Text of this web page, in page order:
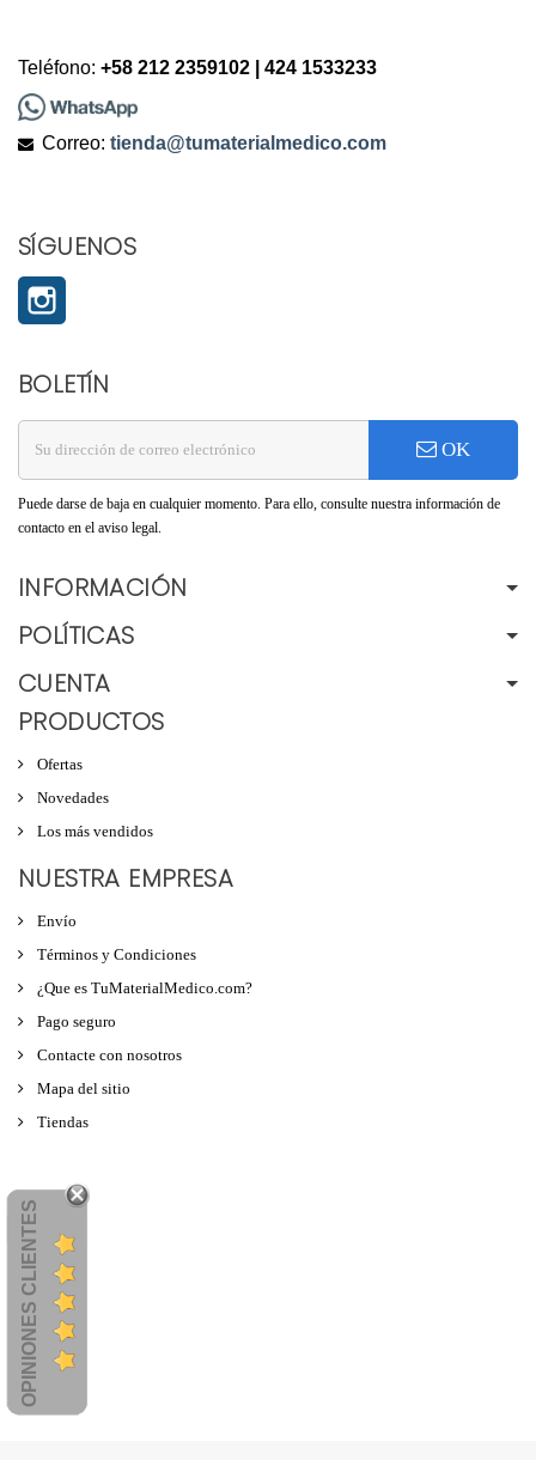
Teléfono: +58 212 2359102 | 424 1533233
Correo: tienda@tumaterialmedico.com
SÍGUENOS
BOLETÍN
OK
Puede darse de baja en cualquier momento. Para ello, consulte nuestra información de
contacto en el aviso legal.
INFORMACIÓN
POLÍTICAS
CUENTA
PRODUCTOS
Ofertas
Novedades
Los más vendidos
NUESTRA EMPRESA
Envío
Términos y Condiciones
¿Que es TuMaterialMedico.com?
Pago seguro
Contacte con nosotros
Mapa del sitio
Tiendas
OPINIONES CLIENTES